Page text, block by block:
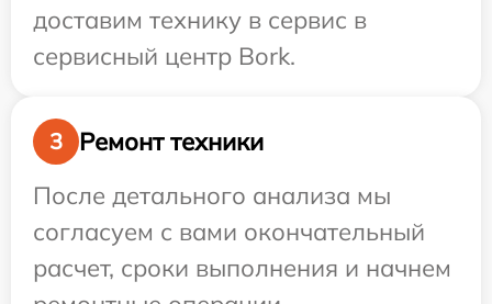
доставим технику в сервис в
сервисный центр Bork.
3
Ремонт техники
После детального анализа мы
согласуем с вами окончательный
расчет, сроки выполнения и начнем